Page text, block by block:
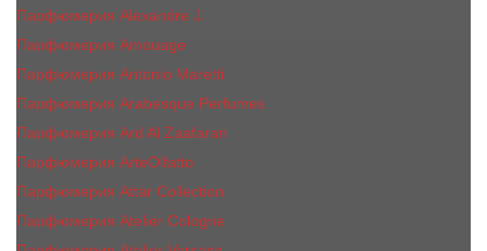
Парфюмерия Alexandre J.
Парфюмерия Amouage
Парфюмерия Antonio Maretti
Парфюмерия Arabesque Perfumes
Парфюмерия Ard Al Zaafaran
Парфюмерия ArteOlfatto
Парфюмерия Attar Collection
Парфюмерия Atelier Cologne